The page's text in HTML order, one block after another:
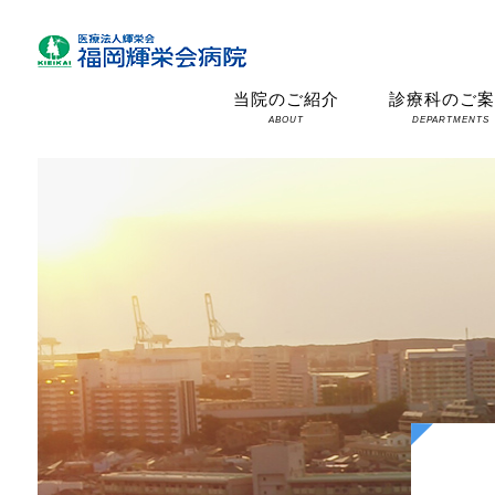
診療科のご
DEPARTMENTS
当院のご紹介
ABOUT